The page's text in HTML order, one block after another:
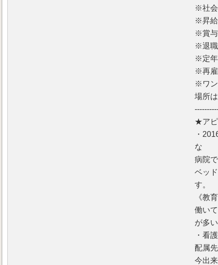
※社
※昇
※賞
※退
※定
※再
※ワン
場所
★ア
・
な
病院
ベッ
す。
《教
働い
が多
・看
配属
今出